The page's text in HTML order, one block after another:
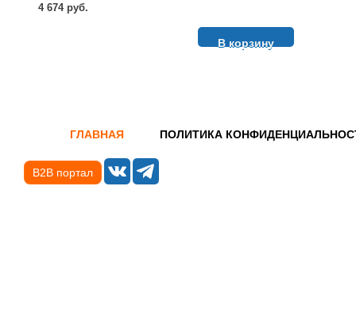
4 674 руб.
В корзину
ГЛАВНАЯ ПОЛИТИКА
B2B портал